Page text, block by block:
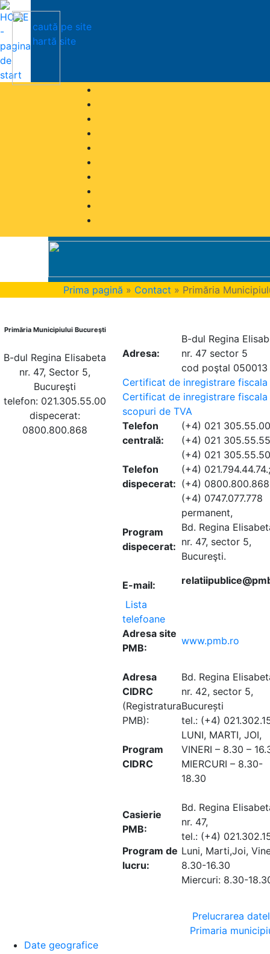
caută pe site
hartă site
Prima pagină » Contact » Primăria
Primăria Municipiului Bucureşti
B-dul Regina Elisabeta
nr. 47, Sector 5,
Bucureşti
telefon: 021.305.55.00
dispecerat:
0800.800.868
Adresa:
B-dul Regina
nr. 47 sector 5
cod poştal 050013
Certificat de inregistrare fiscala
Certificat de inregistrare fiscala
scopuri de TVA
Telefon
centrală:
(+4) 021
(+4) 021 305.55.55
Telefon
dispecerat:
(+4) 021
(+4) 021.794.44.74.;
(+4)
(+4) 0747.077.778
Program
dispecerat:
permanent,
Bd. Regina
nr. 47, sector 5,
Bucureşti.
E-mail:
Lista
telefoane
Adresa site
PMB:
www.pmb.ro
Adresa
CIDRC
(Registratura
PMB):
Bd. Regina
nr. 42, sector 5,
București
tel.: (+4)
Program
CIDRC
LUNI, MARTI, JOI,
VINERI – 8.30 –
MIERCURI – 8.30-
18.30
Casierie
PMB:
Bd. Regina
nr. 47,
tel.: (+4)
Program de
lucru:
Luni, Marti,Joi,
8.30-16.30
Miercuri: 8.30-
Prelucrarea
Primaria
Date geografice